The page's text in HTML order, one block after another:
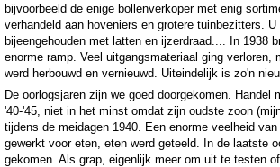
bijvoorbeeld de enige bollenverkoper met enig
verhandeld aan hoveniers en grotere tuinbezitters.
bijeengehouden met latten en ijzerdraad.... In 1938
enorme ramp. Veel uitgangsmateriaal ging
werd herbouwd en vernieuwd. Uiteindelijk is zo'n
De oorlogsjaren zijn we goed doorgekomen.
'40-'45, niet in het minst omdat zijn oudste zoon
tijdens de meidagen 1940. Een enorme veelheid
gewerkt voor eten, eten werd geteeld. In de laatste
gekomen. Als grap, eigenlijk meer om uit te testen